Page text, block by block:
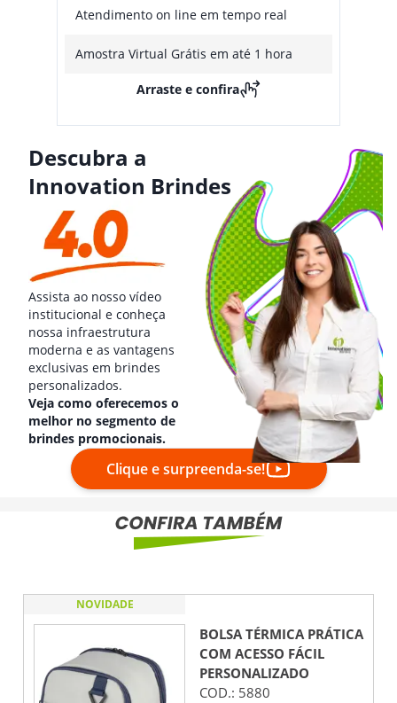
Atendimento on line em tempo real
Amostra Virtual Grátis em até 1 hora
Arraste e confira
Descubra a
Innovation Brindes
Assista ao nosso vídeo
institucional e conheça
nossa infraestrutura
moderna e as vantagens
exclusivas em brindes
personalizados.
Veja como oferecemos o
melhor no segmento de
brindes promocionais.
Clique e surpreenda-se!
NOVIDADE
BOLSA TÉRMICA PRÁTICA
COM ACESSO FÁCIL
PERSONALIZADO
COD.: 5880